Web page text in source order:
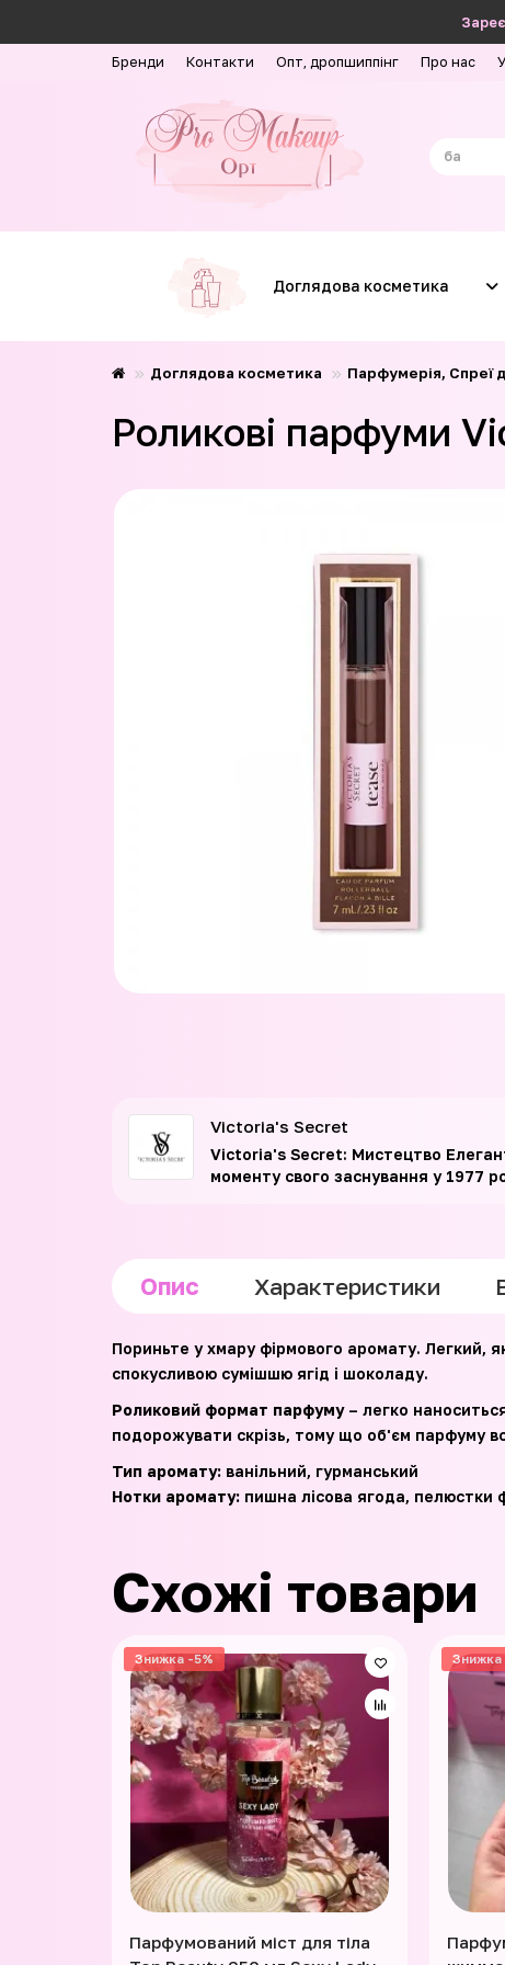
Бренди Контакти Опт, дропшиппінг Про нас
Доглядова косметика
Доглядова косметика Парфумерія, Спреї
Роликові парфуми
Victoria's Secret
Victoria's Secret: Мистецтво
моменту свого заснування у 1977
Опис Характеристики
Пориньте у хмару фірмового аромату. Легкий,
спокусливою сумішшю ягід і шоколаду.
Роликовий формат парфуму– легко
подорожувати скрізь, тому що об'єм парфуму
Тип аромату: ванільний, гурманський
Нотки аромату: пишна лісова ягода, пелюстки
Схожі товари
Знижка -5%
Парфумований міст для тіла
Знижка